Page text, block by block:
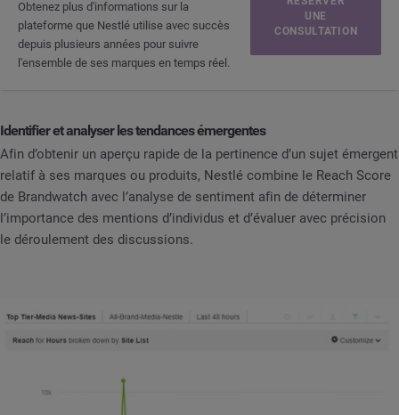
Obtenez plus d'informations sur la
plateforme que Nestlé utilise avec succès
depuis plusieurs années pour suivre
l'ensemble de ses marques en temps réel.
UNE
CONSULTATION
Identifier et analyser les tendances émergentes
Afin d’obtenir un aperçu rapide de la pertinence d’un sujet émergent
relatif à ses marques ou produits, Nestlé combine le Reach Score
de Brandwatch avec l’analyse de sentiment afin de déterminer
l’importance des mentions d’individus et d’évaluer avec précision
le déroulement des discussions.